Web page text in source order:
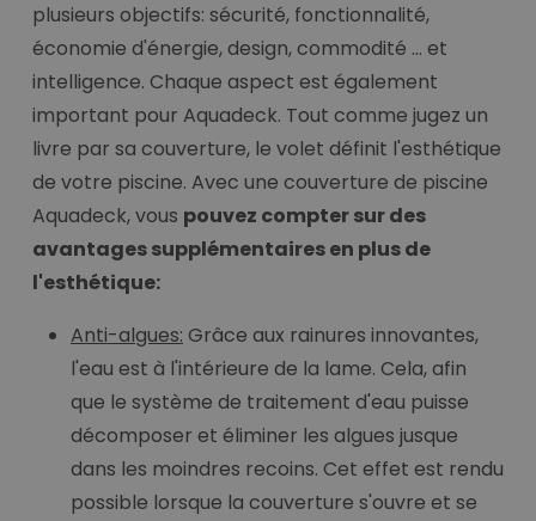
plusieurs objectifs: sécurité, fonctionnalité,
économie d'énergie, design, commodité ... et
intelligence. Chaque aspect est également
important pour Aquadeck. Tout comme jugez un
livre par sa couverture, le volet définit l'esthétique
de votre piscine. Avec une couverture de piscine
Aquadeck, vous pouvez compter sur des
avantages supplémentaires en plus de
l'esthétique:
Anti-algues: Grâce aux rainures innovantes,
l'eau est à l'intérieure de la lame. Cela, afin
que le système de traitement d'eau puisse
décomposer et éliminer les algues jusque
dans les moindres recoins. Cet effet est rendu
possible lorsque la couverture s'ouvre et se